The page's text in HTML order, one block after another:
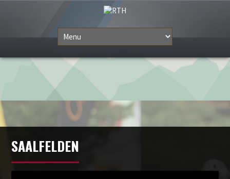
SAALFELDEN